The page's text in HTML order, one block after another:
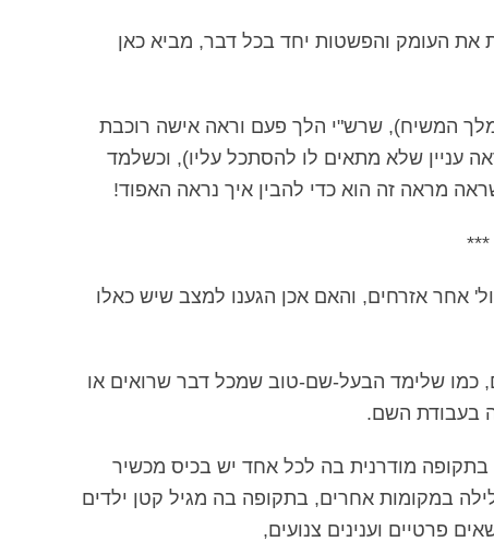
את העומק והפשטות יחד בכל דבר, מביא כאן
המשיח), שרש"י הלך פעם וראה אישה רוכבת
עניין שלא מתאים לו להסתכל עליו), וכשלמד
מראה זה הוא כדי להבין איך נראה האפוד!
***
אחר אזרחים, והאם אכן הגענו למצב שיש כאלו
כמו שלימד הבעל-שם-טוב שמכל דבר שרואים או
בעבודת השם.
מודרנית בה לכל אחד יש בכיס מכשיר
במקומות אחרים, בתקופה בה מגיל קטן ילדים
פרטיים וענינים צנועים,